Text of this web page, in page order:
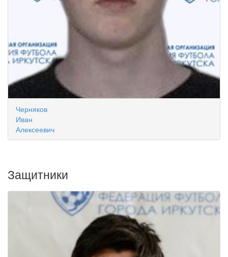
Черняков
Иван
Алексеевич
Защитники